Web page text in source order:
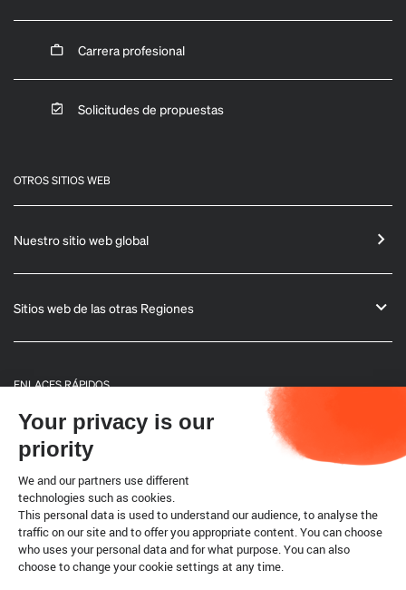
Carrera profesional
Solicitudes de propuestas
OTROS SITIOS WEB
Nuestro sitio web global
Sitios web de las otras Regiones
ENLACES RÁPIDOS
Informaciones generales
Boletín
Código terrestre
Cookies
Your privacy is our
priority
We and our partners use different
technologies such as cookies.
This personal data is used to understand our audience, to analyse the
traffic on our site and to offer you appropriate content. You can choose
who uses your personal data and for what purpose. You can also
choose to change your cookie settings at any time.